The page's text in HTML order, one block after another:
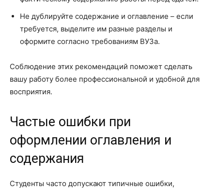
Не дублируйте содержание и оглавление – если
требуется, выделите им разные разделы и
оформите согласно требованиям ВУЗа.
Соблюдение этих рекомендаций поможет сделать
вашу работу более профессиональной и удобной для
восприятия.
Частые ошибки при
оформлении оглавления и
содержания
Студенты часто допускают типичные ошибки,